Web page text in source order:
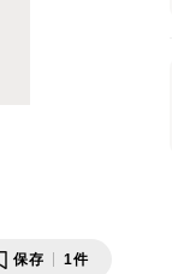
保存 1件